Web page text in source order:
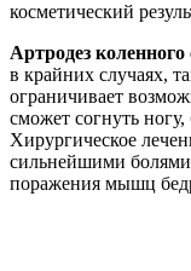
косметический
Артродез коленного
в крайних случаях,
ограничивает
сможет согнуть
Хирургическое
сильнейшими болями,
поражения мышц